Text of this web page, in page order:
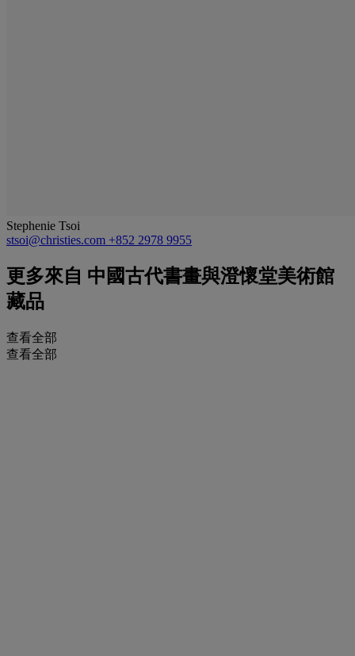
Stephenie Tsoi
stsoi@christies.com +852 2978 9955
更多來自 中國古代書畫與澄懷堂美術館
藏品
查看全部
查看全部